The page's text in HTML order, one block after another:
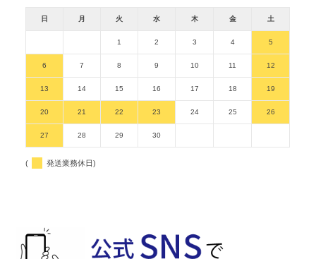
日 月 火 水 木 金 土
1 2 3 4 5
6 7 8 9 10 11 12
13 14 15 16 17 18 19
20 21 22 23 24 25 26
27 28 29 30
( 発送業務休日)